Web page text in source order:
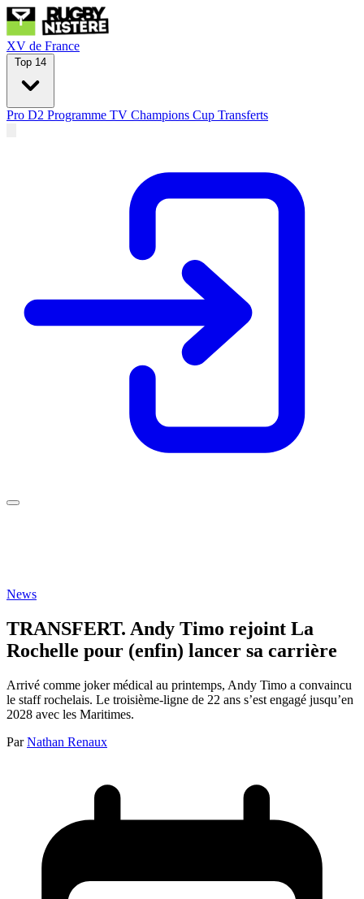
XV de France
Top 14
Pro D2 Programme TV Champions Cup Transferts
News
TRANSFERT. Andy Timo rejoint La
Rochelle pour (enfin) lancer sa carrière
Arrivé comme joker médical au printemps, Andy Timo a convaincu
le staff rochelais. Le troisième-ligne de 22 ans s’est engagé jusqu’en
2028 avec les Maritimes.
Par Nathan Renaux